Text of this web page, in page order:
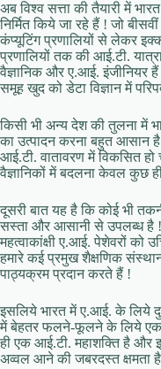
अब विश्व सत्ता की तैयारी में
निर्मित किये जा रहे हैं ! जो
कंप्यूटिंग प्रणालियों से लेकर
प्रणालियों तक की आई.टी.
वैज्ञानिक और ए.आई. इंजीनियर
समूह खुद को डेटा विज्ञान में
किसी भी अन्य देश की तुलना में
का उत्पादन करना बहुत आसान है
आई.टी. वातावरण में विकसित
वैज्ञानिकों में बदलना केवल कुछ
दूसरी बात यह है कि कोई भी
सस्ता और आसानी से उपलब्ध है !
महत्वाकांक्षी ए.आई. पेशेवरों
हमारे कई प्रमुख शैक्षणिक
पाठ्यक्रम प्रदान करते हैं !
इसलिये भारत में ए.आई. के लिये
में बेहतर फलने-फूलने के लिये एक
ही एक आई.टी. महाशक्ति है और
अव्वल आने की जबरदस्त क्षमता